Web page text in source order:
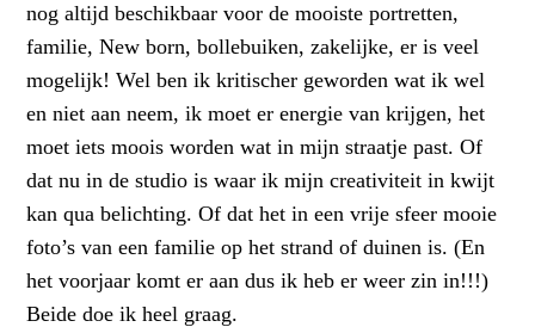
nog altijd beschikbaar voor de mooiste portretten,
familie, New born, bollebuiken, zakelijke, er is veel
mogelijk! Wel ben ik kritischer geworden wat ik wel
en niet aan neem, ik moet er energie van krijgen, het
moet iets moois worden wat in mijn straatje past. Of
dat nu in de studio is waar ik mijn creativiteit in kwijt
kan qua belichting. Of dat het in een vrije sfeer mooie
foto’s van een familie op het strand of duinen is. (En
het voorjaar komt er aan dus ik heb er weer zin in!!!)
Beide doe ik heel graag.